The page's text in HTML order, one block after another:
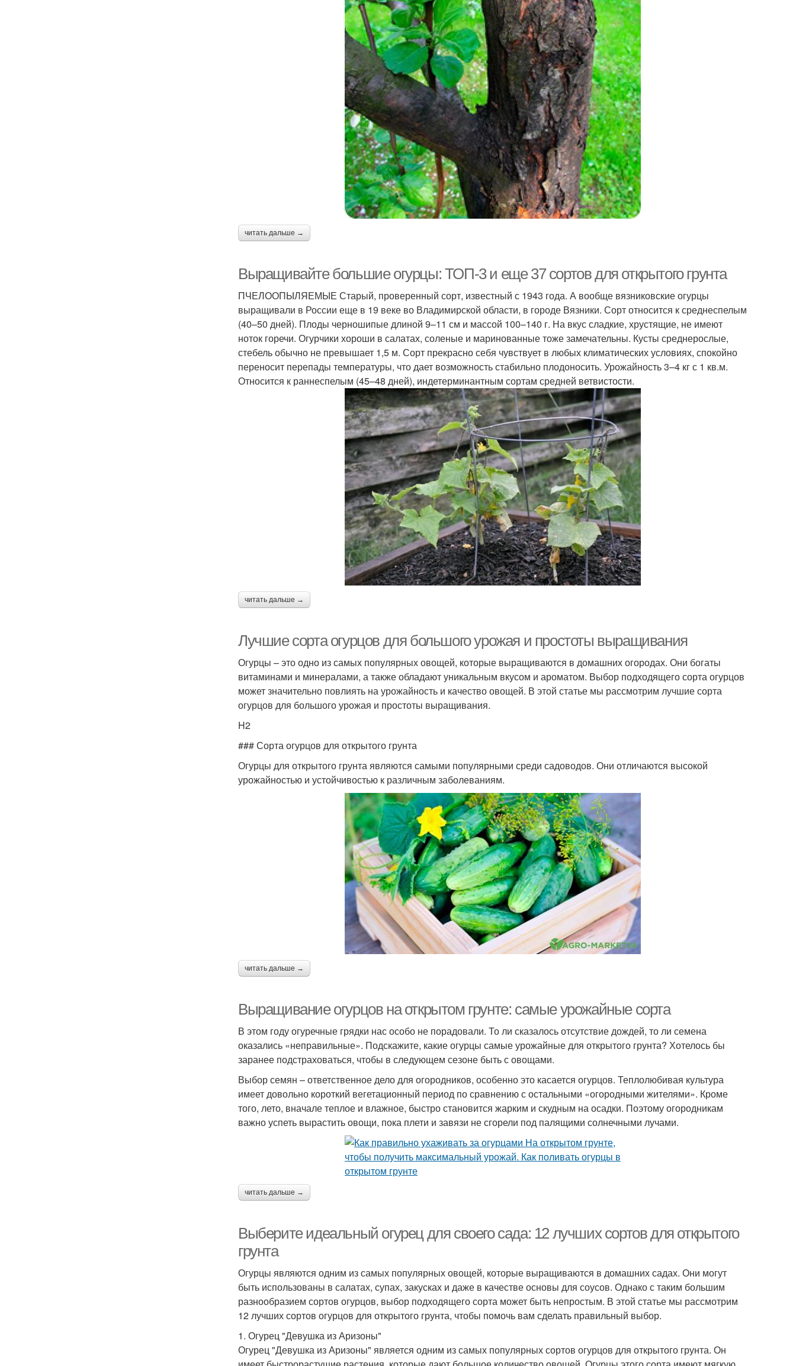
читать дальше →
Выращивайте большие огурцы: ТОП-3 и еще 37 сортов для открытого грунта
ПЧЕЛООПЫЛЯЕМЫЕ Старый, проверенный сорт, известный с 1943 года. А вообще вязниковские огурцы
выращивали в России еще в 19 веке во Владимирской области, в городе Вязники. Сорт относится к среднеспелым
(40–50 дней). Плоды черношипые длиной 9–11 см и массой 100–140 г. На вкус сладкие, хрустящие, не имеют
ноток горечи. Огурчики хороши в салатах, соленые и маринованные тоже замечательны. Кусты среднерослые,
стебель обычно не превышает 1,5 м. Сорт прекрасно себя чувствует в любых климатических условиях, спокойно
переносит перепады температуры, что дает возможность стабильно плодоносить. Урожайность 3–4 кг с 1 кв.м.
Относится к раннеспелым (45–48 дней), индетерминантным сортам средней ветвистости.
читать дальше →
Лучшие сорта огурцов для большого урожая и простоты выращивания
Огурцы – это одно из самых популярных овощей, которые выращиваются в домашних огородах. Они богаты
витаминами и минералами, а также обладают уникальным вкусом и ароматом. Выбор подходящего сорта огурцов
может значительно повлиять на урожайность и качество овощей. В этой статье мы рассмотрим лучшие сорта
огурцов для большого урожая и простоты выращивания.
H2
### Сорта огурцов для открытого грунта
Огурцы для открытого грунта являются самыми популярными среди садоводов. Они отличаются высокой
урожайностью и устойчивостью к различным заболеваниям.
читать дальше →
Выращивание огурцов на открытом грунте: самые урожайные сорта
В этом году огуречные грядки нас особо не порадовали. То ли сказалось отсутствие дождей, то ли семена
оказались «неправильные». Подскажите, какие огурцы самые урожайные для открытого грунта? Хотелось бы
заранее подстраховаться, чтобы в следующем сезоне быть с овощами.
Выбор семян – ответственное дело для огородников, особенно это касается огурцов. Теплолюбивая культура
имеет довольно короткий вегетационный период по сравнению с остальными «огородными жителями». Кроме
того, лето, вначале теплое и влажное, быстро становится жарким и скудным на осадки. Поэтому огородникам
важно успеть вырастить овощи, пока плети и завязи не сгорели под палящими солнечными лучами.
читать дальше →
Выберите идеальный огурец для своего сада: 12 лучших сортов для открытого
грунта
Огурцы являются одним из самых популярных овощей, которые выращиваются в домашних садах. Они могут
быть использованы в салатах, супах, закусках и даже в качестве основы для соусов. Однако с таким большим
разнообразием сортов огурцов, выбор подходящего сорта может быть непростым. В этой статье мы рассмотрим
12 лучших сортов огурцов для открытого грунта, чтобы помочь вам сделать правильный выбор.
1. Огурец "Девушка из Аризоны"
Огурец "Девушка из Аризоны" является одним из самых популярных сортов огурцов для открытого грунта. Он